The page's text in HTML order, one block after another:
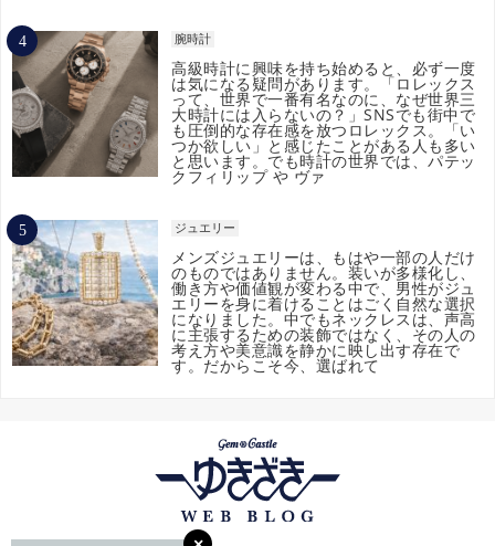
腕時計
高級時計に興味を持ち始めると、必ず一度
は気になる疑問があります。「ロレックス
って、世界で一番有名なのに、なぜ世界三
大時計には入らないの？」SNSでも街中で
も圧倒的な存在感を放つロレックス。「い
つか欲しい」と感じたことがある人も多い
と思います。でも時計の世界では、パテッ
クフィリップ や ヴァ
ジュエリー
メンズジュエリーは、もはや一部の人だけ
のものではありません。装いが多様化し、
働き方や価値観が変わる中で、男性がジュ
エリーを身に着けることはごく自然な選択
になりました。中でもネックレスは、声高
に主張するための装飾ではなく、その人の
考え方や美意識を静かに映し出す存在で
す。だからこそ今、選ばれて